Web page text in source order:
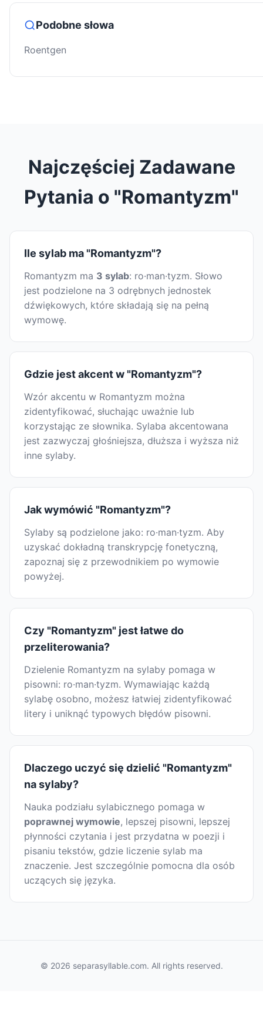
Podobne słowa
Roentgen
Najczęściej Zadawane
Pytania o "Romantyzm"
Ile sylab ma "Romantyzm"?
Romantyzm ma 3 sylab: ro·man·tyzm. Słowo
jest podzielone na 3 odrębnych jednostek
dźwiękowych, które składają się na pełną
wymowę.
Gdzie jest akcent w "Romantyzm"?
Wzór akcentu w Romantyzm można
zidentyfikować, słuchając uważnie lub
korzystając ze słownika. Sylaba akcentowana
jest zazwyczaj głośniejsza, dłuższa i wyższa niż
inne sylaby.
Jak wymówić "Romantyzm"?
Sylaby są podzielone jako: ro·man·tyzm. Aby
uzyskać dokładną transkrypcję fonetyczną,
zapoznaj się z przewodnikiem po wymowie
powyżej.
Czy "Romantyzm" jest łatwe do
przeliterowania?
Dzielenie Romantyzm na sylaby pomaga w
pisowni: ro·man·tyzm. Wymawiając każdą
sylabę osobno, możesz łatwiej zidentyfikować
litery i uniknąć typowych błędów pisowni.
Dlaczego uczyć się dzielić "Romantyzm"
na sylaby?
Nauka podziału sylabicznego pomaga w
poprawnej wymowie, lepszej pisowni, lepszej
płynności czytania i jest przydatna w poezji i
pisaniu tekstów, gdzie liczenie sylab ma
znaczenie. Jest szczególnie pomocna dla osób
uczących się języka.
© 2026 separasyllable.com. All rights reserved.